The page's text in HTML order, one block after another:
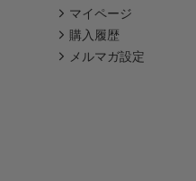
マイページ
購入履歴
メルマガ設定